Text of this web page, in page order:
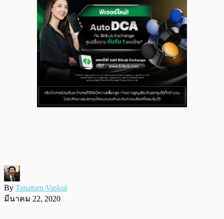
By Tanatorn Vaskul
มีนาคม 22, 2020